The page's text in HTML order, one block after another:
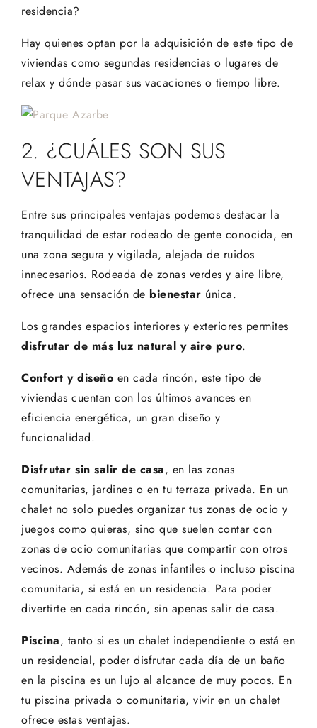
residencia?
Hay quienes optan por la adquisición de este tipo de
viviendas como segundas residencias o lugares de
relax y dónde pasar sus vacaciones o tiempo libre.
2. ¿CUÁLES SON SUS
VENTAJAS?
Entre sus principales ventajas podemos destacar la
tranquilidad de estar rodeado de gente conocida, en
una zona segura y vigilada, alejada de ruidos
innecesarios. Rodeada de zonas verdes y aire libre,
ofrece una sensación de bienestar única.
Los grandes espacios interiores y exteriores permites
disfrutar de más luz natural y aire puro.
Confort y diseño en cada rincón, este tipo de
viviendas cuentan con los últimos avances en
eficiencia energética, un gran diseño y
funcionalidad.
Disfrutar sin salir de casa, en las zonas
comunitarias, jardines o en tu terraza privada. En un
chalet no solo puedes organizar tus zonas de ocio y
juegos como quieras, sino que suelen contar con
zonas de ocio comunitarias que compartir con otros
vecinos. Además de zonas infantiles o incluso piscina
comunitaria, si está en un residencia. Para poder
divertirte en cada rincón, sin apenas salir de casa.
Piscina, tanto si es un chalet independiente o está en
un residencial, poder disfrutar cada día de un baño
en la piscina es un lujo al alcance de muy pocos. En
tu piscina privada o comunitaria, vivir en un chalet
ofrece estas ventajas.